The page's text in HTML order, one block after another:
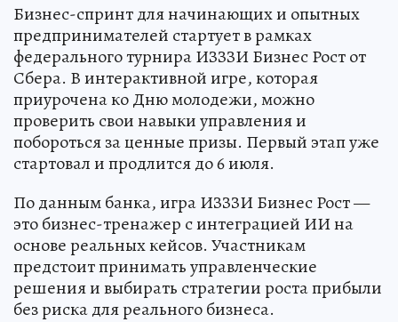
Бизнес-спринт для начинающих и опытных
предпринимателей стартует в рамках
федерального турнира ИЗЗЗИ Бизнес Рост от
Сбера. В интерактивной игре, которая
приурочена ко Дню молодежи, можно
проверить свои навыки управления и
побороться за ценные призы. Первый этап уже
стартовал и продлится до 6 июля.
По данным банка, игра ИЗЗЗИ Бизнес Рост —
это бизнес-тренажер с интеграцией ИИ на
основе реальных кейсов. Участникам
предстоит принимать управленческие
решения и выбирать стратегии роста прибыли
без риска для реального бизнеса.